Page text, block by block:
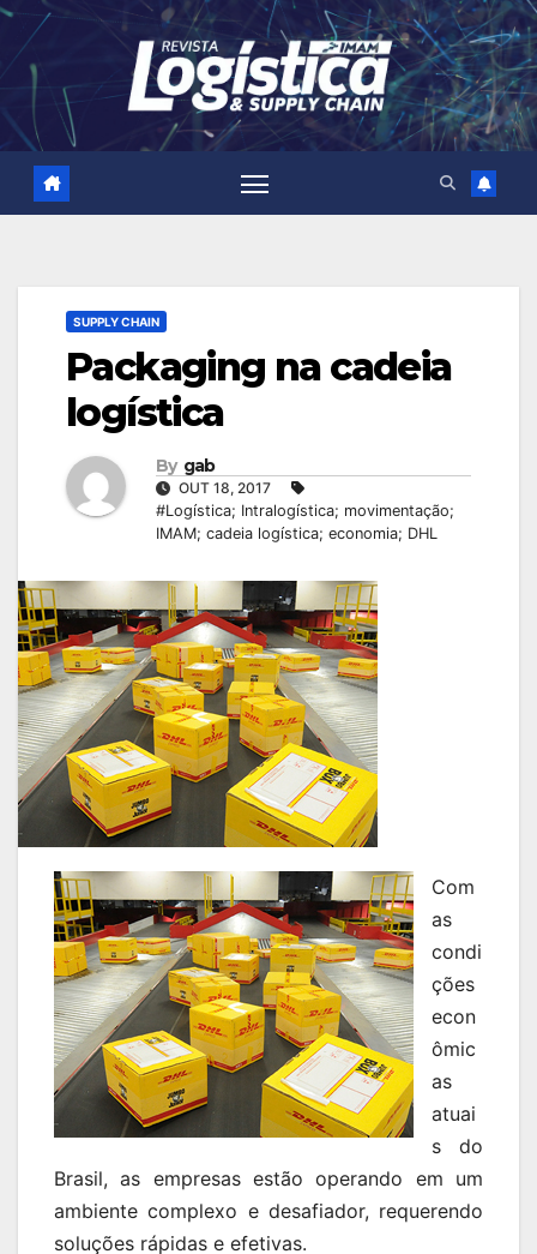
Skip
content
SUPPLY CHAIN
Packaging na cadeia
logística
By gab
OUT 18, 2017
#Logística; Intralogística; movimentação;
IMAM; cadeia logística; economia; DHL
Com
as
condi
ções
econ
ômic
as
atuai
s do
Brasil, as empresas estão operando em um
ambiente complexo e desafiador, requerendo
soluções rápidas e efetivas.